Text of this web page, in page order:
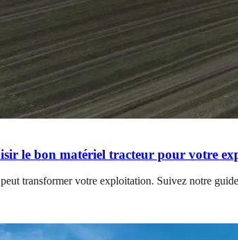
le bon matériel tracteur pour votre
transformer votre exploitation. Suivez notre